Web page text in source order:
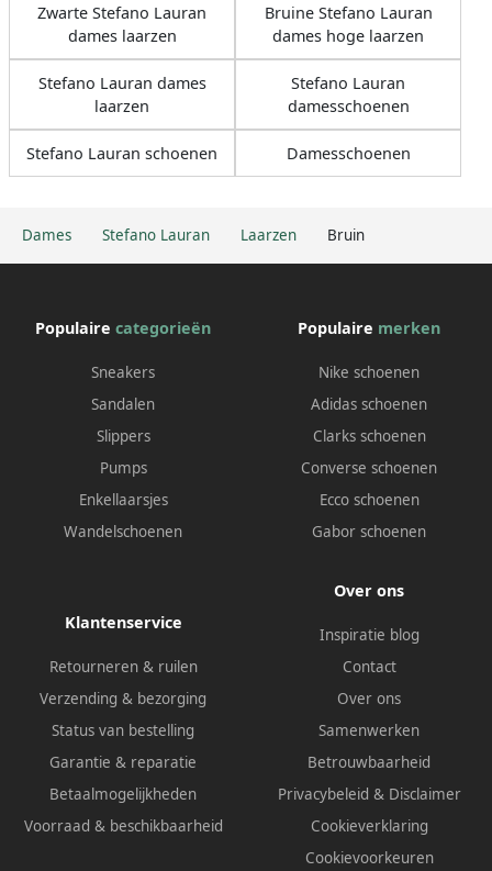
Dames Stefano Lauran Laarzen Bruin
Zwarte Stefano Lauran
dames laarzen
Bruine Stefano Lauran
dames hoge laarzen
Stefano Lauran dames
laarzen
Stefano Lauran
damesschoenen
Stefano Lauran schoenen Damesschoenen
Populaire categorieën
Sneakers
Sandalen
Slippers
Pumps
Enkellaarsjes
Wandelschoenen
Populaire merken
Nike schoenen
Adidas schoenen
Clarks schoenen
Converse schoenen
Ecco schoenen
Gabor schoenen
Klantenservice
Retourneren & ruilen
Verzending & bezorging
Status van bestelling
Garantie & reparatie
Betaalmogelijkheden
Voorraad & beschikbaarheid
Over ons
Inspiratie blog
Contact
Over ons
Samenwerken
Betrouwbaarheid
Privacybeleid & Disclaimer
Cookieverklaring
Cookievoorkeuren